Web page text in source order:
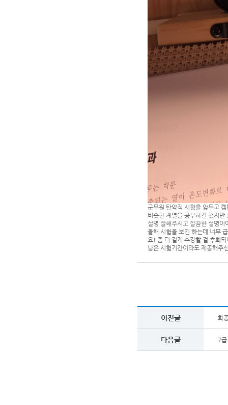
군무원 탄약직 시험을 앞두고
비슷한 계열을 공부하긴 했지
설명 잘해주시고 깔끔한 설명
올해 시험을 보긴 하는데 너무
요! 좀 더 길게 수강할 걸 후회
남은 시험기간이라도 제공해주
이전글 화
다음글 7